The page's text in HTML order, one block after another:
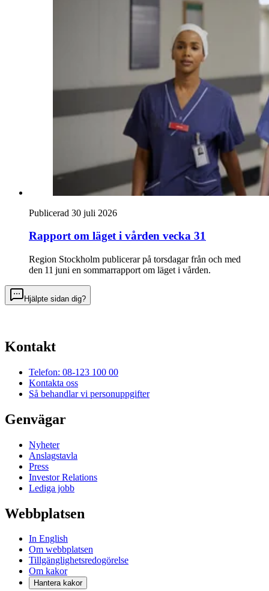
Publicerad 30 juli 2026
Rapport om läget i vården vecka 31
Region Stockholm publicerar på torsdagar från och med
den 11 juni en sommarrapport om läget i vården.
Hjälpte sidan dig?
Kontakt
Telefon: 08-123 100 00
Kontakta oss
Så behandlar vi personuppgifter
Genvägar
Nyheter
Anslagstavla
Press
Investor Relations
Lediga jobb
Webbplatsen
In English
Om webbplatsen
Tillgänglighetsredogörelse
Om kakor
Hantera kakor